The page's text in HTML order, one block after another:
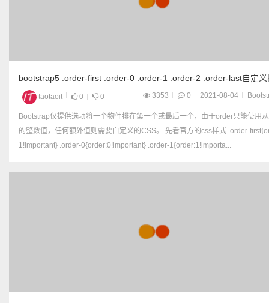
bootstrap5 .order-first .order-0 .order-1 .order-2 .order-last自定义
taotaoit 0 0 3353 0 2021-08-04
Bootstrap仅提供选项将一个物件排在第一个或最后一个，由于order只能使用
的整数值，任何额外值则需要自定义的CSS。 先看官方的css样式 .order-first{order:-
1!important} .order-0{order:0!important} .order-1{order:1!importa...